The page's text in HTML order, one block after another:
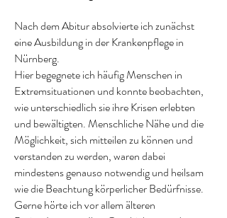
Nach dem Abitur absolvierte ich zunächst
eine Ausbildung in der Krankenpflege in
Nürnberg.
Hier begegnete ich häufig Menschen in
Extremsituationen und konnte beobachten,
wie unterschiedlich sie ihre Krisen erlebten
und bewältigten. Menschliche Nähe und die
Möglichkeit, sich mitteilen zu können und
verstanden zu werden, waren dabei
mindestens genauso notwendig und heilsam
wie die Beachtung körperlicher Bedürfnisse.
Gerne hörte ich vor allem älteren